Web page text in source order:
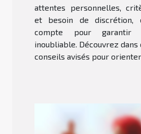
attentes personnelles,
et besoin de discrétion,
compte pour garantir
inoubliable. Découvrez
conseils avisés pour